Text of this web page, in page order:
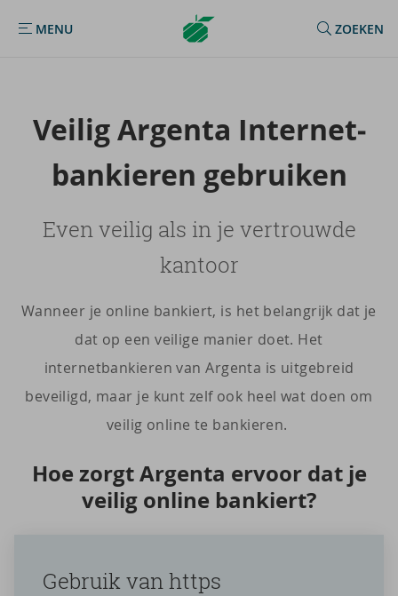
MENU
MENU
Argenta
Homepage
ZOEKEN
Vei­lig Argenta In­ter­net­
ban­kie­ren ge­brui­ken
Even veilig als in je vertrouwde
kantoor
Wanneer je online bankiert, is het belangrijk dat je
dat op een veilige manier doet. Het
internetbankieren van Argenta is uitgebreid
beveiligd, maar je kunt zelf ook heel wat doen om
veilig online te bankieren.
Hoe zorgt Argenta er­voor dat je
vei­lig on­li­ne ban­kiert?
Ge­bruik van https